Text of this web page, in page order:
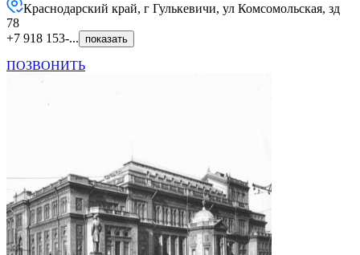
Краснодарский край, г Гулькевичи, ул Комсомольская, зд
78
+7 918 153-...
показать
ПОЗВОНИТЬ